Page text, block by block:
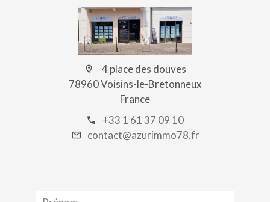
4 place des douves
78960 Voisins-le-Bretonneux
France
+33 1 61 37 09 10
contact@azurimmo78.fr